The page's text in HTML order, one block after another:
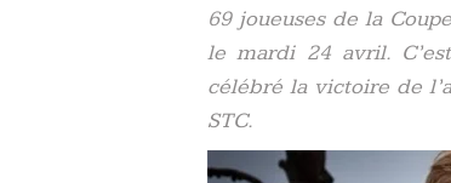
69 joueuses de la
le mardi 24 avril.
célébré la victoire de
STC.